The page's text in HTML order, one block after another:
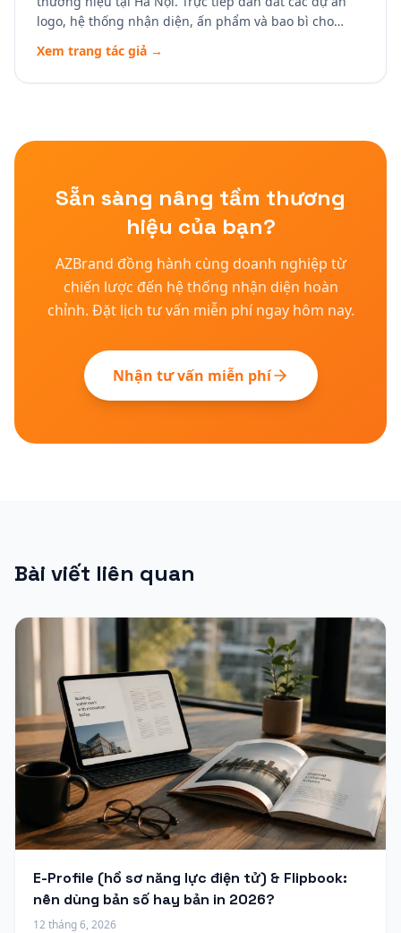
logo, hệ thống nhận diện, ấn phẩm và bao bì cho
doanh nghiệp Việt — từ startup tới thương hiệu
trưởng thành. Huy tin một thương hiệu mạnh bắt đầu
từ chiến lược rõ ràng, sau đó mới tới hình thức. Tại
Xem trang tác giả →
Sẵn sàng nâng tầm thương
hiệu của bạn?
AZBrand đồng hành cùng doanh nghiệp từ
chiến lược đến hệ thống nhận diện hoàn
chỉnh. Đặt lịch tư vấn miễn phí ngay hôm nay.
Nhận tư vấn miễn phí
Bài viết liên quan
E-Profile (hồ sơ năng lực điện tử) & Flipbook:
nên dùng bản số hay bản in 2026?
12 tháng 6, 2026